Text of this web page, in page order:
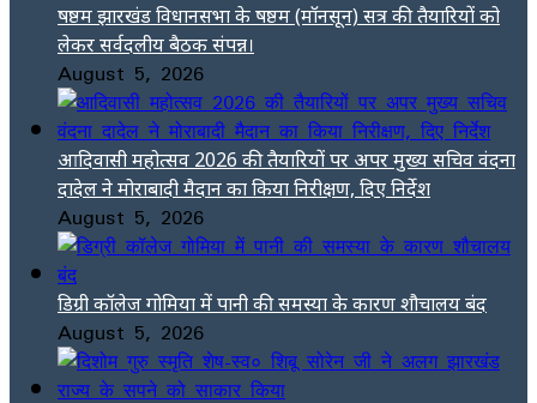
षष्ठम झारखंड विधानसभा के षष्ठम (मॉनसून) सत्र की तैयारियों को
लेकर सर्वदलीय बैठक संपन्न।
August 5, 2026
आदिवासी महोत्सव 2026 की तैयारियों पर अपर मुख्य सचिव वंदना
दादेल ने मोराबादी मैदान का किया निरीक्षण, दिए निर्देश
August 5, 2026
डिग्री कॉलेज गोमिया में पानी की समस्या के कारण शौचालय बंद
August 5, 2026